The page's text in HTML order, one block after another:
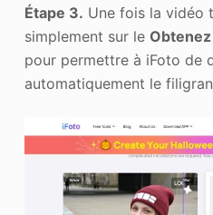
Étape 3. Une fois la vidéo
simplement sur le
pour permettre à iFoto de
automatiquement le